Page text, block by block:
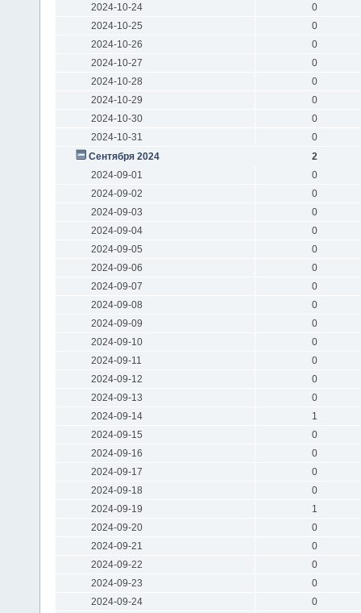
2024-10-24
0
2024-10-25
0
2024-10-26
0
2024-10-27
0
2024-10-28
0
2024-10-29
0
2024-10-30
0
2024-10-31
0
Сентября 2024
2
2024-09-01
0
2024-09-02
0
2024-09-03
0
2024-09-04
0
2024-09-05
0
2024-09-06
0
2024-09-07
0
2024-09-08
0
2024-09-09
0
2024-09-10
0
2024-09-11
0
2024-09-12
0
2024-09-13
0
2024-09-14
1
2024-09-15
0
2024-09-16
0
2024-09-17
0
2024-09-18
0
2024-09-19
1
2024-09-20
0
2024-09-21
0
2024-09-22
0
2024-09-23
0
2024-09-24
0